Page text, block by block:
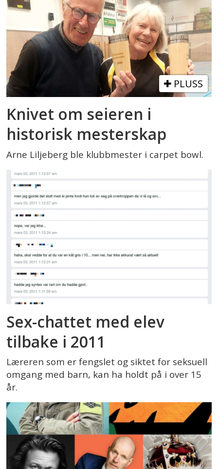
PLUSS
Knivet om seieren i
historisk mesterskap
Arne Liljeberg ble klubbmester i carpet bowl.
Sex-chattet med elev
tilbake i 2011
Læreren som er fengslet og siktet for seksuell
omgang med barn, kan ha holdt på i over 15
år.